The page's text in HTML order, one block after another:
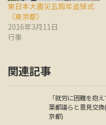
東日本大震災五周年追悼式
（東京都）
2016年3月11日
行事
関連記事
「就労に困難を抱
葉都議らと意見交
京都)